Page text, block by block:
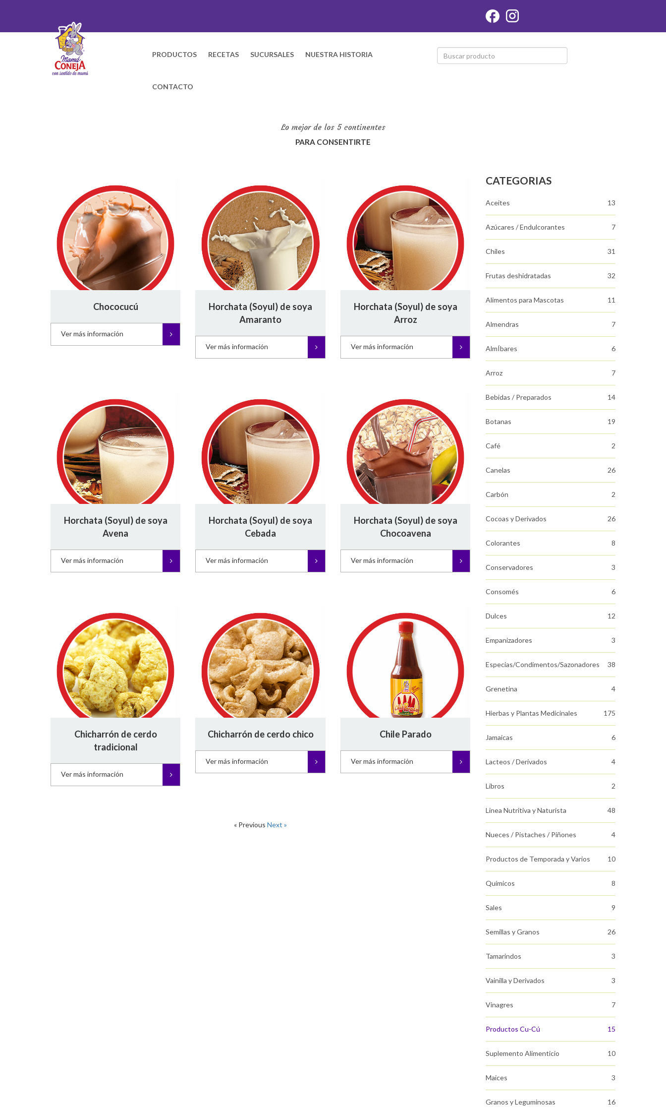
PRODUCTOS RECETAS SUCURSALES NUESTRA HISTORIA
CONTACTO
Lo mejor de los 5 continentes
PARA CONSENTIRTE
Chococucú
Ver más información
Horchata (Soyul) de soya
Amaranto
Ver más información
Horchata (Soyul) de soya
Arroz
Ver más información
Horchata (Soyul) de soya
Avena
Ver más información
Horchata (Soyul) de soya
Cebada
Ver más información
Horchata (Soyul) de soya
Chocoavena
Ver más información
Chicharrón de cerdo
tradicional
Ver más información
Chicharrón de cerdo chico
Ver más información
Chile Parado
Ver más información
« PreviousNext »
CATEGORIAS
Aceites 13
Azúcares / Endulcorantes 7
Chiles 31
Frutas deshidratadas 32
Alimentos para Mascotas 11
Almendras 7
AlmÍbares 6
Arroz 7
Bebidas / Preparados 14
Botanas 19
Café 2
Canelas 26
Carbón 2
Cocoas y Derivados 26
Colorantes 8
Conservadores 3
Consomés 6
Dulces 12
Empanizadores 3
Especias/Condimentos/Sazonadores 38
Grenetina 4
Hierbas y Plantas Medicinales 175
Jamaicas 6
Lacteos / Derivados 4
Libros 2
Linea Nutritiva y Naturista 48
Nueces / Pistaches / Piñones 4
Productos de Temporada y Varios 10
Químicos 8
Sales 9
Semillas y Granos 26
Tamarindos 3
Vainilla y Derivados 3
Vinagres 7
Productos Cu-Cú 15
Suplemento Alimenticio 10
Maices 3
Granos y Leguminosas 16